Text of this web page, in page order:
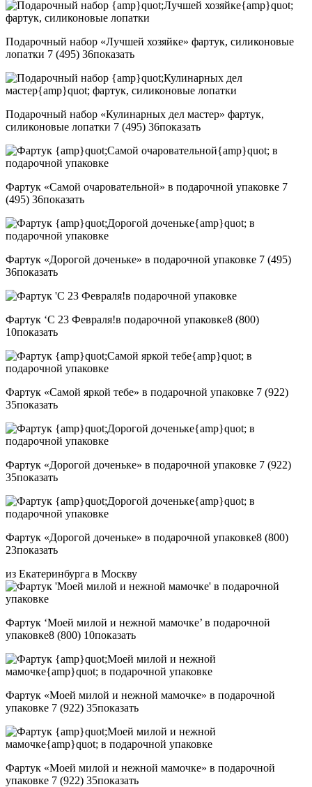
Подарочный набор «Лучшей хозяйке» фартук, силиконовые
лопатки 7 (495) 36показать
Подарочный набор «Кулинарных дел мастер» фартук,
силиконовые лопатки 7 (495) 36показать
Фартук «Самой очаровательной» в подарочной упаковке 7
(495) 36показать
Фартук «Дорогой доченьке» в подарочной упаковке 7 (495)
36показать
Фартук ‘С 23 Февраля!в подарочной упаковке8 (800)
10показать
Фартук «Самой яркой тебе» в подарочной упаковке 7 (922)
35показать
Фартук «Дорогой доченьке» в подарочной упаковке 7 (922)
35показать
Фартук «Дорогой доченьке» в подарочной упаковке8 (800)
23показать
из Екатеринбурга в Москву
Фартук ‘Моей милой и нежной мамочке’ в подарочной
упаковке8 (800) 10показать
Фартук «Моей милой и нежной мамочке» в подарочной
упаковке 7 (922) 35показать
Фартук «Моей милой и нежной мамочке» в подарочной
упаковке 7 (922) 35показать